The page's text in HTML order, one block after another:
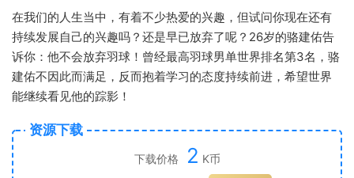
在我们的人生当中，有着不少热爱的兴趣，但试问你现在还有
持续发展自己的兴趣吗？还是早已放弃了呢？26岁的骆建佑告
诉你：他不会放弃羽球！曾经最高羽球男单世界排名第3名，骆
建佑不因此而满足，反而抱着学习的态度持续前进，希望世界
能继续看见他的踪影！
资源下载
下载价格 2 K币